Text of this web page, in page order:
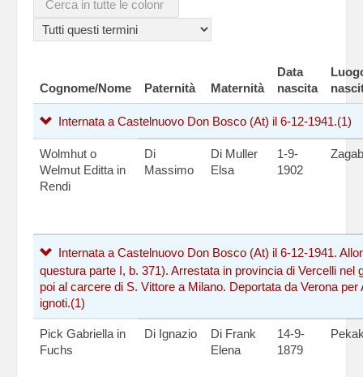
Cognome/Nome Paternità Maternità
Data
nascita
Internata a Castelnuovo Don Bosco (At) il 6-12-1941.(1)
Wolmhut o
Welmut Editta in
Rendi
Di
Massimo
Di Muller
Elsa
1-9-
1902
Internata a Castelnuovo Don Bosco (At) il 6-12-1941.
questura parte I, b. 371). Arrestata in provincia di Vercelli
poi al carcere di S. Vittore a Milano. Deportata da Verona
ignoti.(1)
Pick Gabriella in
Fuchs
Di Ignazio
Di Frank
Elena
14-9-
1879